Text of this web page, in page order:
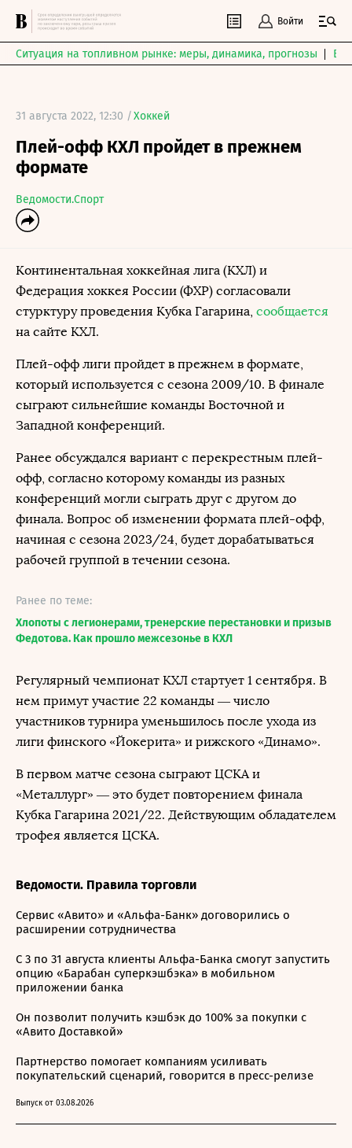
Войти
Ситуация на топливном рынке: меры, динамика, прогнозы
31 августа 2022, 12:30 /Хоккей
Плей-офф КХЛ пройдет в прежнем
формате
Ведомости.Спорт
Континентальная хоккейная лига (КХЛ) и
Федерация хоккея России (ФХР) согласовали
стурктуру проведения Кубка Гагарина, сообщается
на сайте КХЛ.
Плей-офф лиги пройдет в прежнем в формате,
который используется с сезона 2009/10. В финале
сыграют сильнейшие команды Восточной и
Западной конференций.
Ранее обсуждался вариант с перекрестным плей-
офф, согласно которому команды из разных
конференций могли сыграть друг с другом до
финала. Вопрос об изменении формата плей-офф,
начиная с сезона 2023/24, будет дорабатываться
рабочей группой в течении сезона.
Ранее по теме:
Хлопоты с легионерами, тренерские перестановки и призыв
Федотова. Как прошло межсезонье в КХЛ
Регулярный чемпионат КХЛ стартует 1 сентября. В
нем примут участие 22 команды — число
участников турнира уменьшилось после ухода из
лиги финского «Йокерита» и рижского «Динамо».
В первом матче сезона сыграют ЦСКА и
«Металлург» — это будет повторением финала
Кубка Гагарина 2021/22. Действующим обладателем
трофея является ЦСКА.
Ведомости. Правила торговли
Сервис «Авито» и «Альфа-Банк» договорились о
расширении сотрудничества
С 3 по 31 августа клиенты Альфа-Банка смогут запустить
опцию «Барабан суперкэшбэка» в мобильном
приложении банка
Он позволит получить кэшбэк до 100% за покупки с
«Авито Доставкой»
Партнерство помогает компаниям усиливать
покупательский сценарий, говорится в пресс-релизе
Выпуск от 03.08.2026